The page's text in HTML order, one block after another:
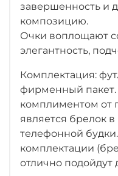
завершенность и
композицию.
Очки воплощают
элегантность,
Комплектация:
фирменный
комплиментом от
является брелок
телефонной
комплектации
отлично подойдут